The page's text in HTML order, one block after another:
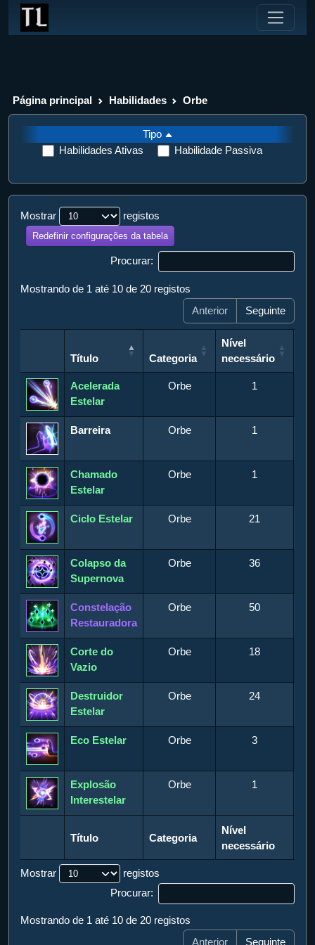
Página principal Habilidades Orbe
Tipo
Habilidades Ativas
Habilidade Passiva
Mostrar registos
Redefinir configurações da tabela
Procurar:
Mostrando de 1 até 10 de 20 registos
Anterior
Seguinte
Título Categoria
Nível
necessário
Título
Categoria
Nível
necessário
Acelerada
Estelar
Orbe 1
Barreira Orbe 1
Chamado
Estelar
Orbe 1
Ciclo Estelar Orbe 21
Colapso da
Supernova
Orbe 36
Constelação
Restauradora
Orbe 50
Corte do
Vazio
Orbe 18
Destruidor
Estelar
Orbe 24
Eco Estelar Orbe 3
Explosão
Interestelar
Orbe 1
Título Categoria
Nível
necessário
Mostrar
registos
Procurar:
Mostrando de 1 até 10 de 20 registos
Anterior
Seguinte